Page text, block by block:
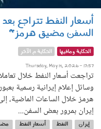
أسعار النفط تتراجع
السفن مضيق هرمز"
الحكاية ومافيها الحكاية م الآخر
Thursday, May 14, 2026 - 17:57
تراجعت أسعار النفط خلال
هرمز خلال الساعات الماضية،
إيران بمرور بعض السفن...
إيران النفط أسعار النفط